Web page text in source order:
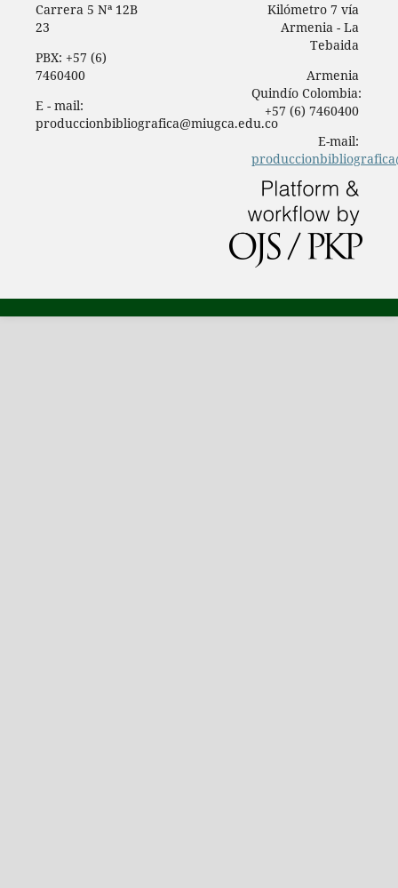
Carrera 5 Nª 12B
23
PBX: +57 (6)
7460400
E - mail:
produccionbibliografica@miugca.edu.co
Kilómetro 7 vía
Armenia - La
Tebaida
Armenia
Quindío Colombia:
+57 (6) 7460400
E-mail: